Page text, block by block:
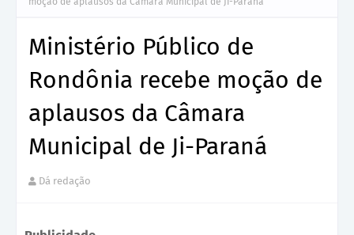
Ministério Público de
Rondônia recebe moção de
aplausos da Câmara
Municipal de Ji-Paraná
Dá redação